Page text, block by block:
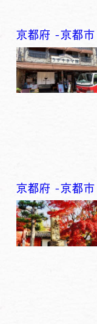
京都府 -京都市
京都府 -京都市